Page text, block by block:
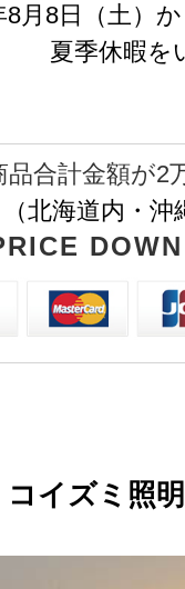
8月8日（土）
夏季休暇を
品合計金額が2
（北海道内・
DOWN
イズミ照